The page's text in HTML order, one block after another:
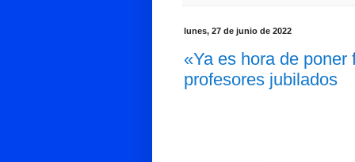
lunes, 27 de junio de 2022
«Ya es hora de
profesores jubilados